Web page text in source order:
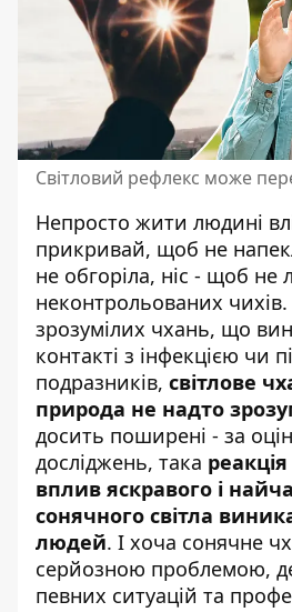
Світловий рефлекс може
Непросто жити людині
прикривай, щоб не
не обгоріла, ніс - щоб не
неконтрольованих чихів.
зрозумілих чхань, що
контакті з інфекцією чи
подразників, світлове
природа не надто
досить поширені - за
досліджень, така
вплив яскравого і
сонячного світла
людей. І хоча сонячне
серйозною проблемою,
певних ситуацій та